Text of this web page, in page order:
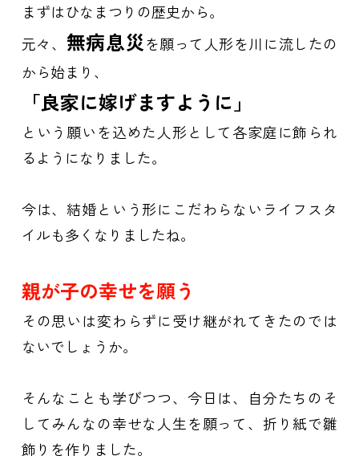
まずはひなまつりの歴史から。
元々、 無病息災を願って人形を川に流したの
から始まり、
「良家に嫁げますように」
という願いを込めた人形として各家庭に飾られ
るようになりました。
今は、結婚という形にこだわらないライフスタ
イルも多くなりましたね。
親が子の幸せを願う
その思いは変わらずに受け継がれてきたのでは
ないでしょうか。
そんなことも学びつつ、 今日は、自分たちのそ
してみんなの幸せな人生を願って、折り紙で雛
飾りを作りました。